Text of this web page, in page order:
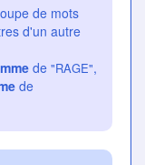
de mots
d'un autre
de "RAGE",
de